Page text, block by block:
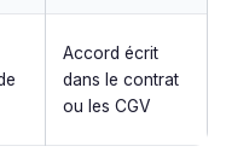
Accord écrit
dans le contrat
ou les CGV